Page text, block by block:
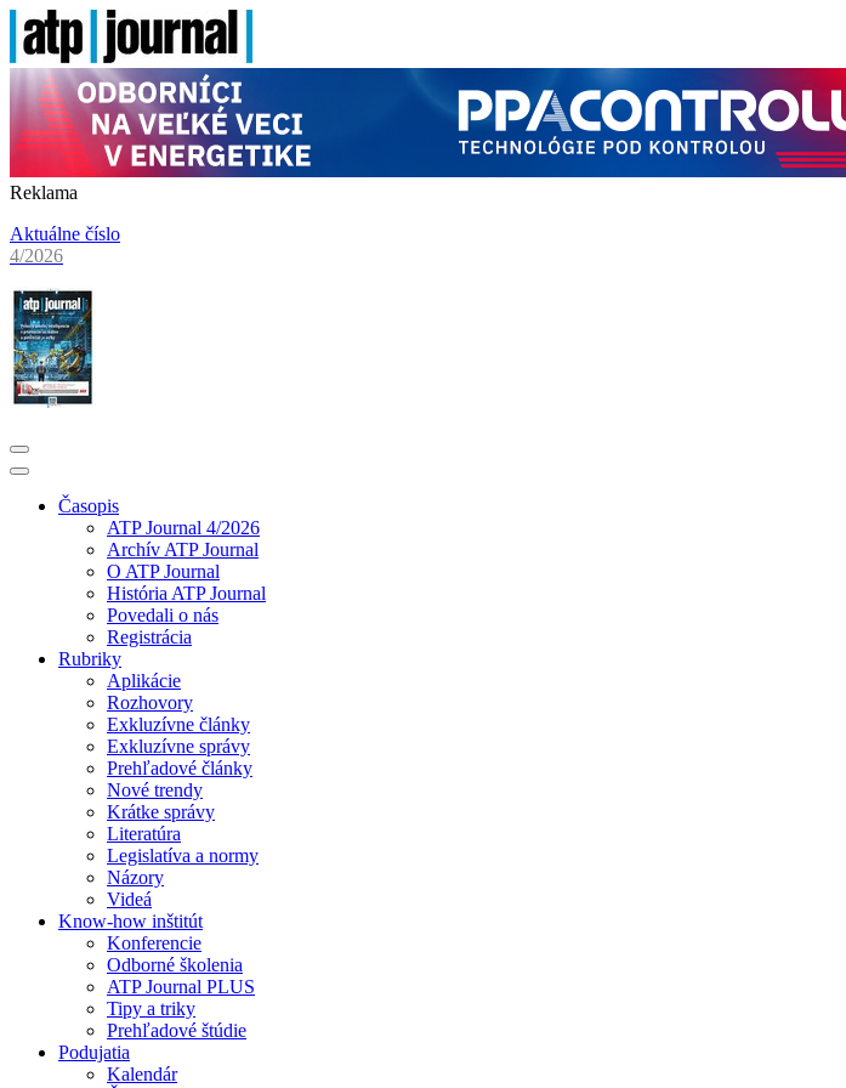
Reklama
Aktuálne číslo
4/2026
Časopis
ATP Journal 4/2026
Archív ATP Journal
O ATP Journal
História ATP Journal
Povedali o nás
Registrácia
Rubriky
Aplikácie
Rozhovory
Exkluzívne články
Exkluzívne správy
Prehľadové články
Nové trendy
Krátke správy
Literatúra
Legislatíva a normy
Názory
Videá
Know-how inštitút
Konferencie
Odborné školenia
ATP Journal PLUS
Tipy a triky
Prehľadové štúdie
Podujatia
Kalendár